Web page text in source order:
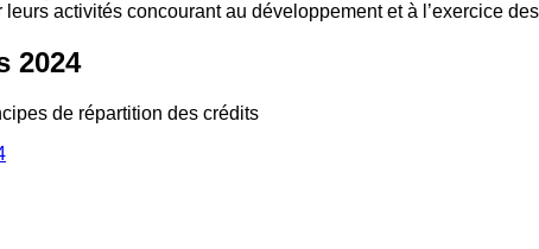
activités concourant au développement et à l’exercice
2024
de répartition des crédits